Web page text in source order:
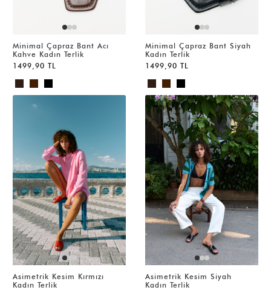
Minimal Çapraz Bant Acı
Kahve Kadın Terlik
1499,90 TL
Minimal Çapraz Bant Siyah
Kadın Terlik
1499,90 TL
Asimetrik Kesim Kırmızı
Kadın Terlik
Asimetrik Kesim Siyah
Kadın Terlik